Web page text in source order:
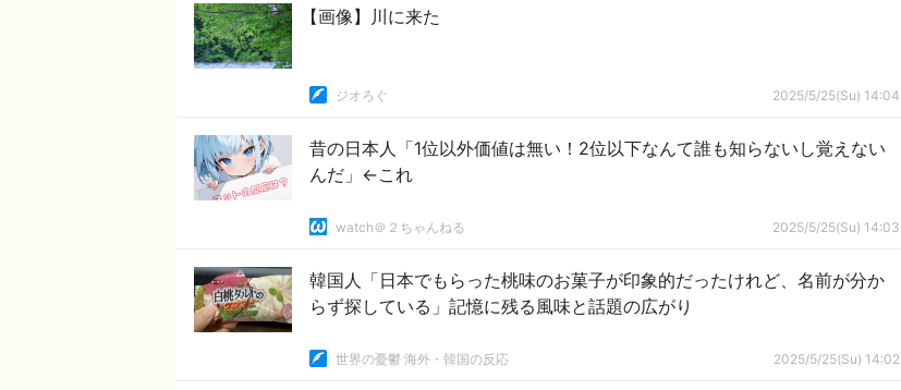
【画像】川に来た
ジオろぐ 2025/5/25(Su) 14:04
昔の日本人「1位以外価値は無い！2位以下なんて誰も知らないし覚えない
んだ」←これ
watch＠２ちゃんねる 2025/5/25(Su) 14:03
韓国人「日本でもらった桃味のお菓子が印象的だったけれど、名前が分か
らず探している」記憶に残る風味と話題の広がり
世界の憂鬱 海外・韓国の反応 2025/5/25(Su) 14:02